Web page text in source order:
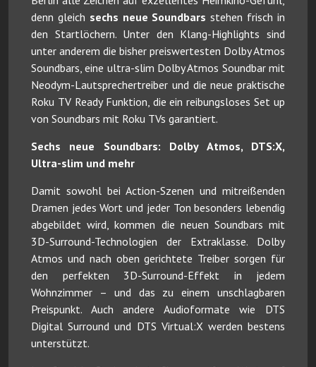
denn gleich sechs neue Soundbars stehen frisch in
den Startlöchern. Unter den Klang-Highlights sind
unter anderem die bisher preiswertesten Dolby Atmos
Soundbars, eine ultra-slim Dolby Atmos Soundbar mit
Neodym-Lautsprechertreiber und die neue praktische
Roku TV Ready Funktion, die ein reibungsloses Set up
von Soundbars mit Roku TVs garantiert.
Sechs neue Soundbars: Dolby Atmos, DTS:X,
Ultra-slim und mehr
Damit sowohl bei Action-Szenen und mitreißenden
Dramen jedes Wort und jeder Ton besonders lebendig
abgebildet wird, kommen die neuen Soundbars mit
3D-Surround-Technologien der Extraklasse. Dolby
Atmos und nach oben gerichtete Treiber sorgen für
den perfekten 3D-Surround-Effekt in jedem
Wohnzimmer – und das zu einem unschlagbaren
Preispunkt. Auch andere Audioformate wie DTS
Digital Surround und DTS Virtual:X werden bestens
unterstützt.